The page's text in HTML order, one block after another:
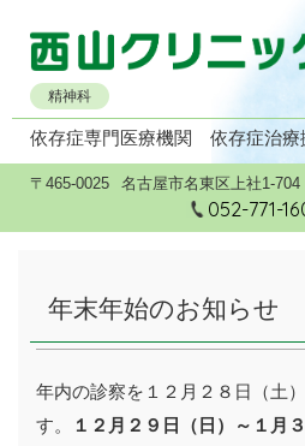
精神科
依存症専門医療機関 依存症治療
〒465-0025 名古屋市名東区上社1-704
052-771-
年末年始のお知らせ
年内の診察を１２月２８日（土
す。
１２月２９日（日）～１月